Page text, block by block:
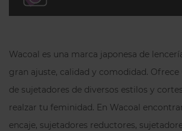
Wacoal es una marca japonesa de
gran ajuste, calidad y comodidad.
de sujetadores de diversos estilos y
realzar tu feminidad. En Wacoal
encaje, sujetadores reductores,